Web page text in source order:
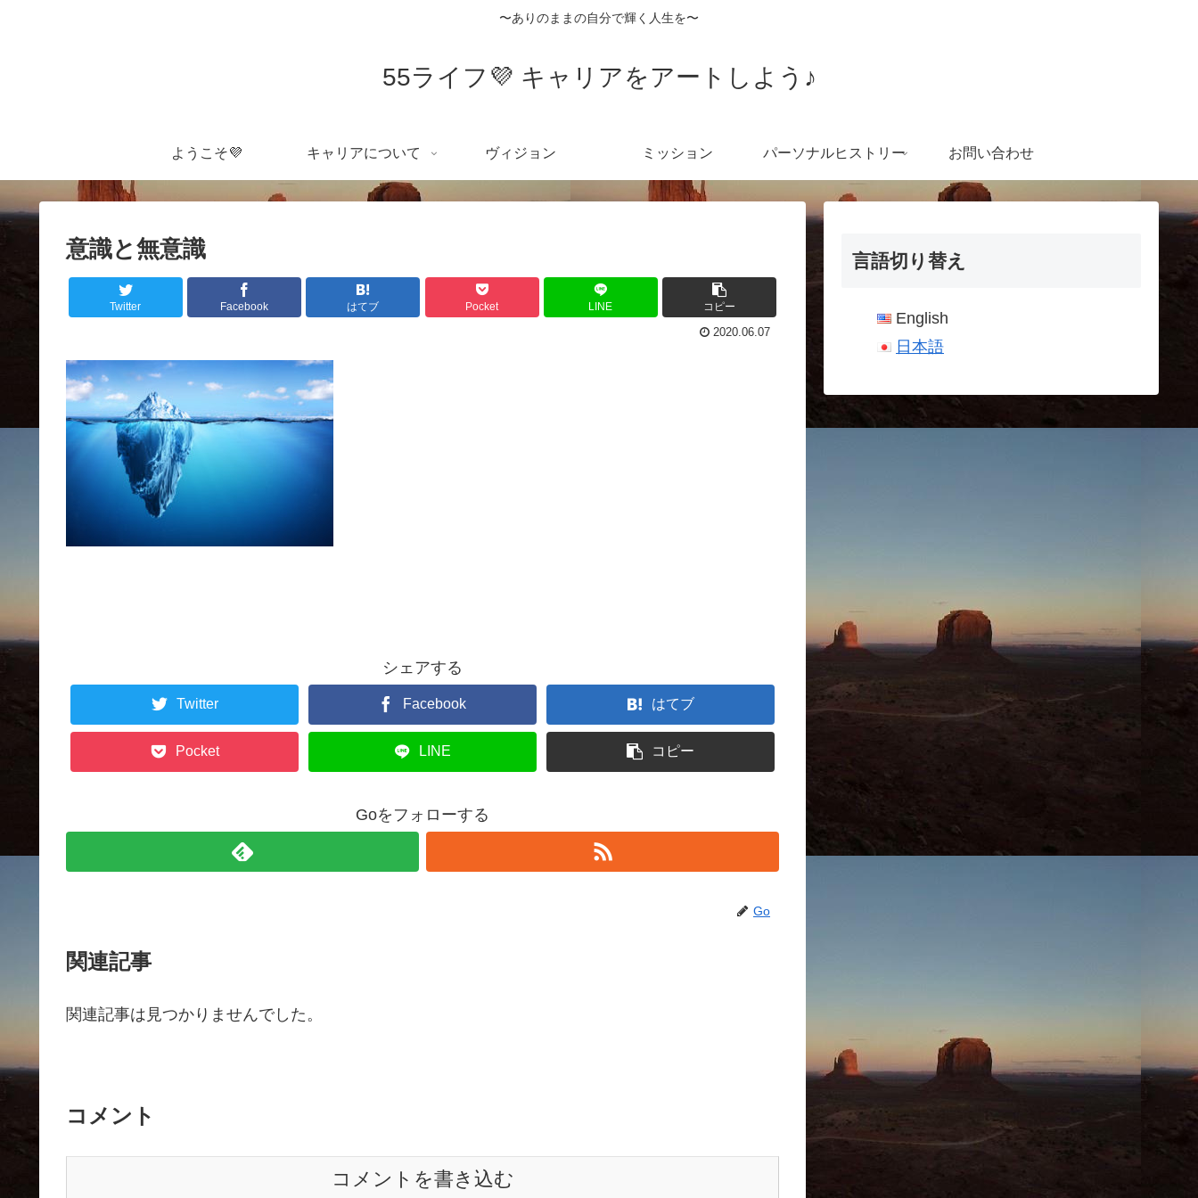
〜ありのままの自分で輝く人生を〜
55ライフ💜 キャリアをアートしよう♪
ようこそ💜 キャリアについて ヴィジョン ミッション パーソナルヒストリー お問い合わせ
意識と無意識
Twitter Facebook はてブ Pocket LINE コピー
2020.06.07
シェアする
Twitter Facebook はてブ
Pocket LINE コピー
Goをフォローする
Go
関連記事
関連記事は見つかりませんでした。
コメント
コメントを書き込む
言語切り替え
English
日本語